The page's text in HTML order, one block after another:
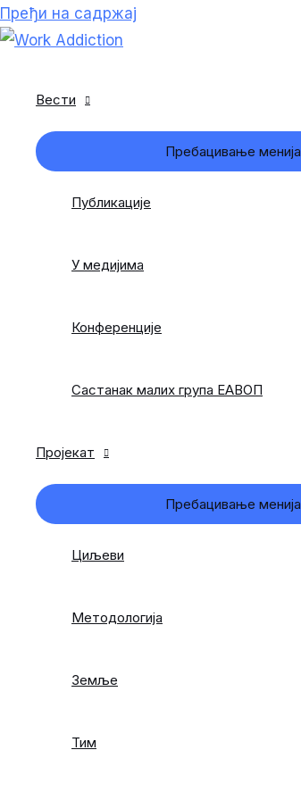
Пређи на садржај
Вести
Пребацивање менија
Публикације
У медијима
Конференције
Састанак малих група ЕАВОП
Пројекат
Пребацивање менија
Циљеви
Методологија
Земље
Тим